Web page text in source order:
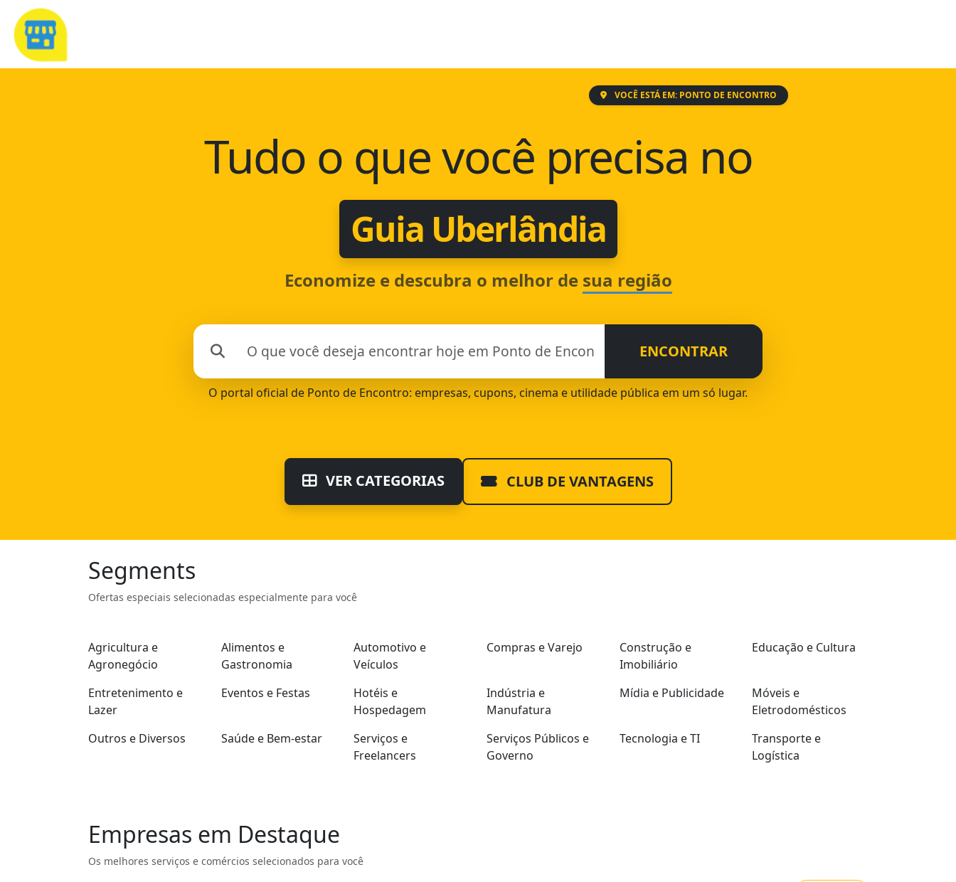
VOCÊ ESTÁ EM: PONTO DE ENCONTRO
Tudo o que você precisa no
Guia Uberlândia
Economize e descubra o melhor de sua região
ENCONTRAR
O portal oficial de Ponto de Encontro: empresas, cupons, cinema e utilidade pública em um só lugar.
VER CATEGORIAS CLUB DE VANTAGENS
Segments
Ofertas especiais selecionadas especialmente para você
Agricultura e
Agronegócio
Alimentos e
Gastronomia
Automotivo e
Veículos
Compras e Varejo
Construção e
Imobiliário
Educação e Cultura
Entretenimento e
Lazer
Eventos e Festas
Hotéis e
Hospedagem
Indústria e
Manufatura
Mídia e Publicidade
Móveis e
Eletrodomésticos
Outros e Diversos
Saúde e Bem-estar
Serviços e
Freelancers
Serviços Públicos e
Governo
Tecnologia e TI
Transporte e
Logística
Empresas em Destaque
Os melhores serviços e comércios selecionados para você